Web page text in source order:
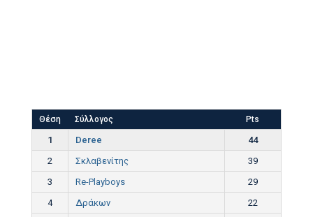
Θέση Σύλλογος Pts
1 Deree
44
2
Σκλαβενίτης
39
3
Re-Playboys
29
4
Δράκων
22